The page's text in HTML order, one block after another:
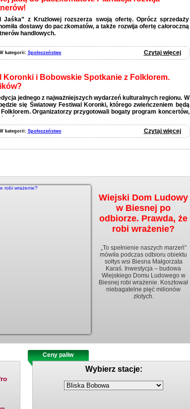
Jaśka” z Krużlowej rozszerza swoją ofertę. Oprócz sprzedaży
dostawy do paczkomatów, a także rozwija ofertę całoroczną
handlowych.
kategorii: Społeczeństwo Czytaj więcej
Koronki i Bobowskie Spotkanie z Folklorem.
jednego z najważniejszych wydarzeń kulturalnych regionu. W
się Światowy Festiwal Koronki, którego zwieńczeniem będą
Organizatorzy przygotowali bogaty program koncertów,
kategorii: Społeczeństwo Czytaj więcej
Wiejski Dom Ludowy
w Biesnej po
odbiorze. Prawda, że
robi wrażenie?
„To spełnienie naszych marzeń”
mówiła podczas odbioru obiektu
sołtys wsi Biesna Małgorzata
Karaś. Inwestycja – budowa
Wiejskiego Domu Ludowego w
Biesnej robi wrażenie. Kosztował
niebagatelne pięć milionów
złotych.
Ceny paliw
Wybierz stacje: